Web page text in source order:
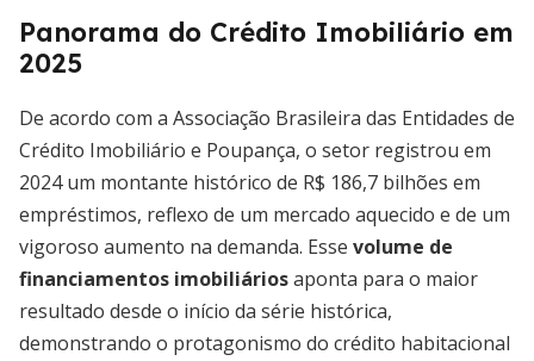
Panorama do Crédito Imobiliário em
2025
De acordo com a Associação Brasileira das Entidades de
Crédito Imobiliário e Poupança, o setor registrou em
2024 um montante histórico de R$ 186,7 bilhões em
empréstimos, reflexo de um mercado aquecido e de um
vigoroso aumento na demanda. Esse volume de
financiamentos imobiliáriosaponta para o maior
resultado desde o início da série histórica,
demonstrando o protagonismo do crédito habitacional